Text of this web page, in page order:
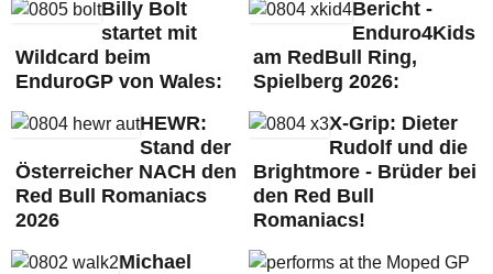
Billy Bolt
startet mit
Wildcard beim
EnduroGP von Wales:
Bericht -
Enduro4Kids
am RedBull Ring,
Spielberg 2026:
HEWR:
Stand der
Österreicher NACH den
Red Bull Romaniacs
2026
X-Grip: Dieter
Rudolf und die
Brightmore - Brüder bei
den Red Bull
Romaniacs!
Michael